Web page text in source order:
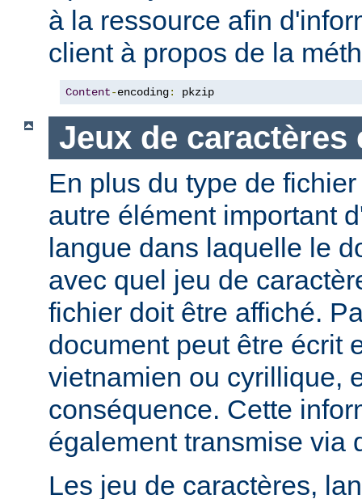
à la ressource afin
client à propos de la
Content-encoding: pkzip
Jeux de caractères
En plus du type de
autre élément important
langue dans laquelle le
avec quel jeu de
fichier doit être affiché.
document peut être écrit
vietnamien ou cyrillique,
conséquence. Cette
également transmise via
Les jeu de caractères,